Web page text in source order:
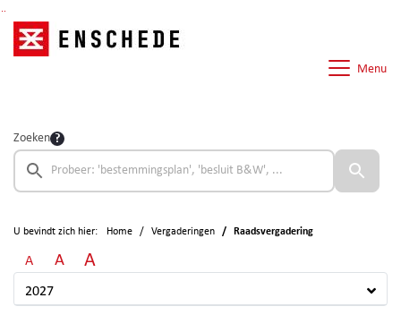
Menu
Zoeken
U bevindt zich hier: Home Vergaderingen Raadsvergadering
A A A
2027